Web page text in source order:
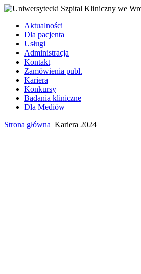
Aktualności
Dla pacjenta
Usługi
Administracja
Kontakt
Zamówienia publ.
Kariera
Konkursy
Badania kliniczne
Dla Mediów
Strona główna Kariera 2024